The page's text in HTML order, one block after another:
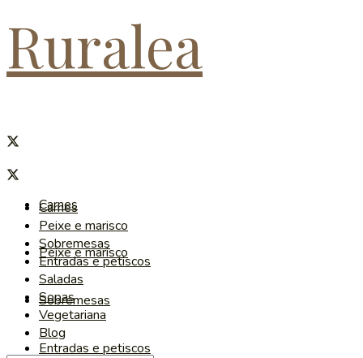
Ruralea
Carnes
Peixe e marisco
Sobremesas
Entradas e petiscos
Carnes
Peixe e marisco
Sobremesas
Entradas e petiscos
Saladas
Sopas
Vegetariana
Blog